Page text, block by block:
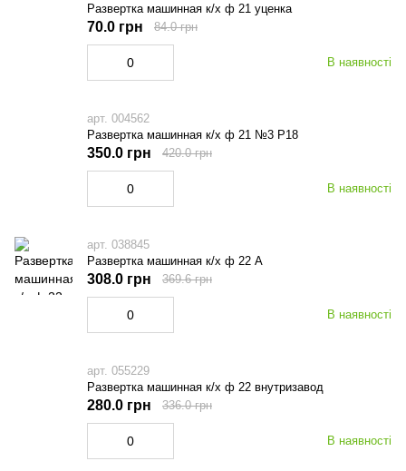
Развертка машинная к/х ф 21 уценка
В наявності
70.0 грн 84.0 грн
арт. 004562
Развертка машинная к/х ф 21 №3 Р18
В наявності
350.0 грн 420.0 грн
арт. 038845
Развертка машинная к/х ф 22 А
В наявності
308.0 грн 369.6 грн
арт. 055229
Развертка машинная к/х ф 22 внутризавод
В наявності
280.0 грн 336.0 грн